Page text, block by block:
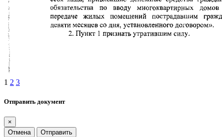
1 2 3
Отправить документ
×
Отмена
Отправить